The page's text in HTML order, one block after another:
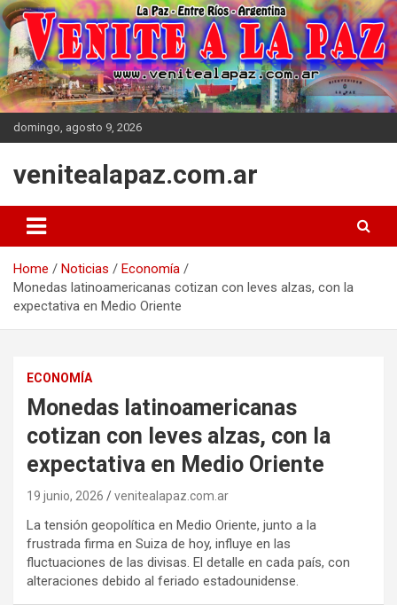
Skip
to
content
domingo, agosto 9, 2026
venitealapaz.com.ar
Home Noticias
Economía
Monedas latinoamericanas cotizan con leves alzas, con la
expectativa en Medio Oriente
ECONOMÍA
Monedas latinoamericanas
cotizan con leves alzas, con la
expectativa en Medio Oriente
19 junio, 2026 venitealapaz.com.ar
La tensión geopolítica en Medio Oriente, junto a la
frustrada firma en Suiza de hoy, influye en las
fluctuaciones de las divisas. El detalle en cada país, con
alteraciones debido al feriado estadounidense.